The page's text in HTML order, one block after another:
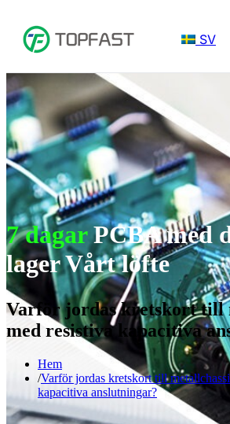
SV
7 dagarPCBA med
lager Vårt löfte
Varför jordas kretskort till
med resistiva kapacitiva
Hem
Varför jordas kretskort till
kapacitiva anslutningar?